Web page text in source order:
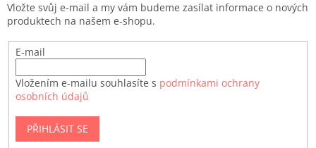
Vložte svůj e-mail a my vám budeme zasílat informace o nových
produktech na našem e-shopu.
E-mail
Vložením e-mailu souhlasíte s podmínkami ochrany
osobních údajů
PŘIHLÁSIT SE